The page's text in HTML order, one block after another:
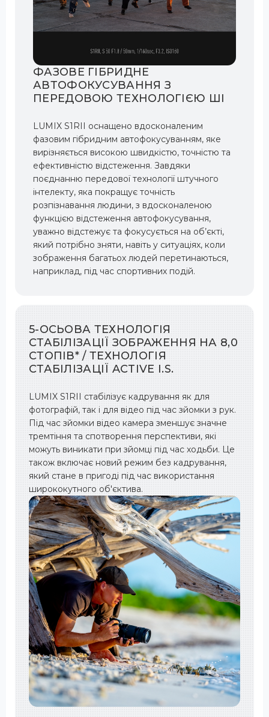
ФАЗОВЕ ГІБРИДНЕ
АВТОФОКУСУВАННЯ З
ПЕРЕДОВОЮ ТЕХНОЛОГІЄЮ ШІ
LUMIX S1RII оснащено вдосконаленим
фазовим гібридним автофокусуванням, яке
вирізняється високою швидкістю, точністю та
ефективністю відстеження. Завдяки
поєднанню передової технології штучного
інтелекту, яка покращує точність
розпізнавання людини, з вдосконаленою
функцією відстеження автофокусування,
уважно відстежує та фокусується на об’єкті,
який потрібно зняти, навіть у ситуаціях, коли
зображення багатьох людей перетинаються,
наприклад, під час спортивних подій.
5-ОСЬОВА ТЕХНОЛОГІЯ
СТАБІЛІЗАЦІЇ ЗОБРАЖЕННЯ НА 8,0
СТОПІВ* / ТЕХНОЛОГІЯ
СТАБІЛІЗАЦІЇ ACTIVE I.S.
LUMIX S1RII стабілізує кадрування як для
фотографій, так і для відео під час зйомки з рук.
Під час зйомки відео камера зменшує значне
тремтіння та спотворення перспективи, які
можуть виникати при зйомці під час ходьби. Це
також включає новий режим без кадрування,
який стане в пригоді під час використання
ширококутного об'єктива.